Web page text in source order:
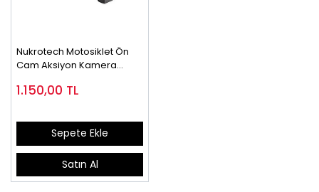
Nukrotech Motosiklet Ön
Cam Aksiyon Kamera
1.150,00 TL
Sepete Ekle
Satın Al